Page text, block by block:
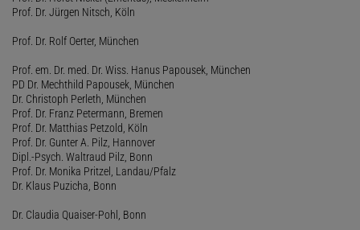
Prof. Dr. Jürgen Nitsch, Köln
Prof. Dr. Rolf Oerter, München
Prof. em. Dr. med. Dr. Wiss. Hanus Papousek, München
PD Dr. Mechthild Papousek, München
Dr. Christoph Perleth, München
Prof. Dr. Franz Petermann, Bremen
Prof. Dr. Matthias Petzold, Köln
Prof. Dr. Gunter A. Pilz, Hannover
Dipl.-Psych. Waltraud Pilz, Bonn
Prof. Dr. Monika Pritzel, Landau/Pfalz
Dr. Klaus Puzicha, Bonn
Dr. Claudia Quaiser-Pohl, Bonn